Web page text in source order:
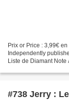
Prix or Price : 3,99€
Independently
Liste de Diamant
#738 Jerry :